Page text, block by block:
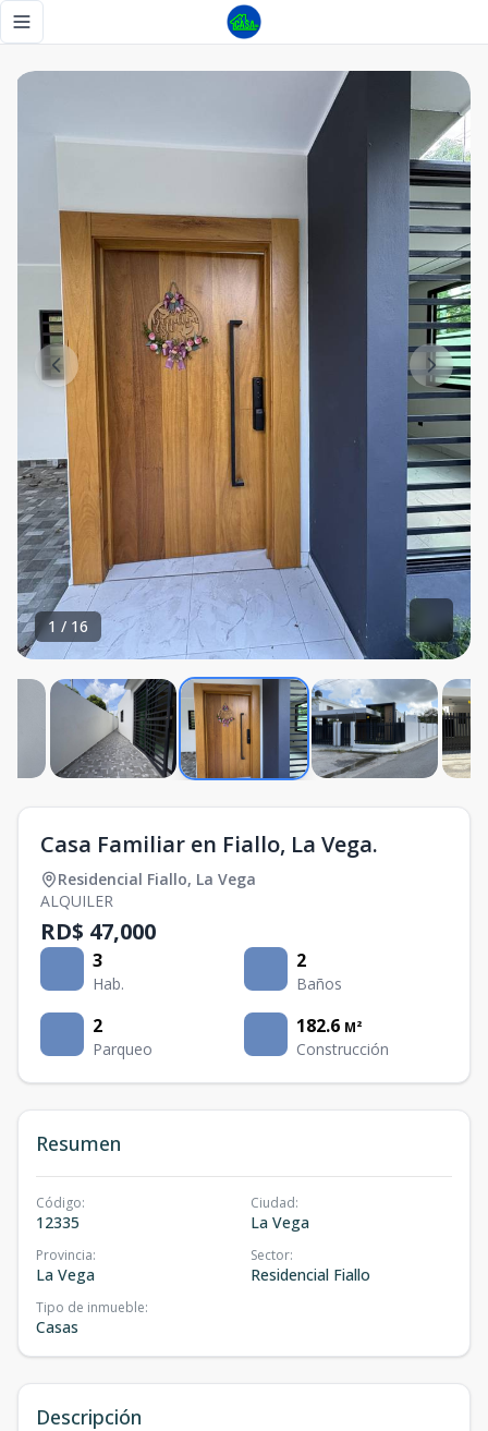
Toggle navigation menu
1 / 16
Casa Familiar en Fiallo, La Vega.
Residencial Fiallo, La Vega
ALQUILER
RD$ 47,000
3
Hab.
2
Baños
2
Parqueo
182.6 M²
Construcción
Resumen
Código:
12335
Ciudad:
La Vega
Provincia:
La Vega
Sector:
Residencial Fiallo
Tipo de inmueble:
Casas
Descripción
Casa Familiar en Fiallo, La Vega. - Tu Casa RD